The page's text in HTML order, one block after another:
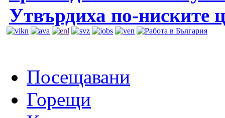
Утвърдиха по-ниските
Посещавани
Горещи